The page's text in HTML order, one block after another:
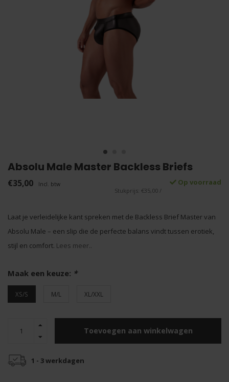
Absolu Male Master Backless Briefs
€35,00 Incl. btw Op voorraad
Stukprijs: €35,00 /
Laat je verleidelijke kant spreken met de Backless Brief Master van
Absolu Male – een slip die de perfecte balans vindt tussen erotiek,
stijl en comfort. Lees meer..
Maak een keuze: *
XS/S M/L XL/XXL
Toevoegen aan winkelwagen
1 - 3 werkdagen